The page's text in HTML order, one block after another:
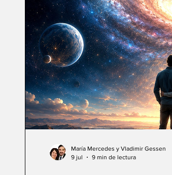
María Mercedes y Vladimir Gessen
9 jul
9 min de lectura